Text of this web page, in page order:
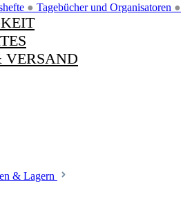
● Tagebücher und Organisatoren ●
VERSAND
& Lagern